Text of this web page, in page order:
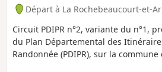
Départ à La Rochebeaucourt-et-
Circuit PDIPR n°2, variante du n°1,
du Plan Départemental des
Randonnée (PDIPR), sur la